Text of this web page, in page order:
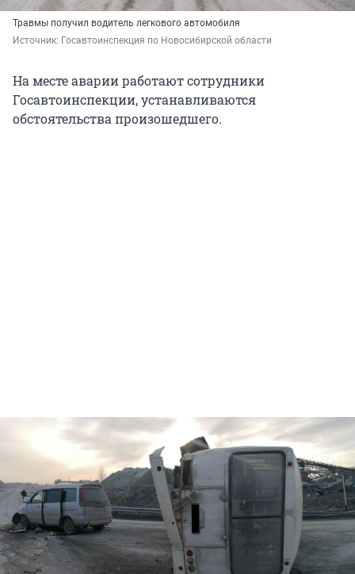
Травмы получил водитель легкового автомобиля
Источник: Госавтоинспекция по Новосибирской области
На месте аварии работают сотрудники
Госавтоинспекции, устанавливаются
обстоятельства произошедшего.